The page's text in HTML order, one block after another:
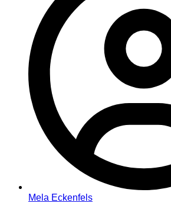
Mela Eckenfels